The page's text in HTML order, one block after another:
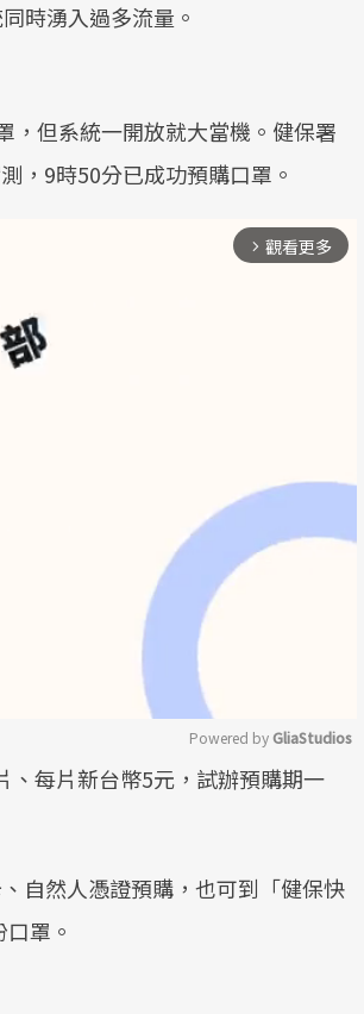
時湧入過多流量。
，但系統一開放就大當機。健保署
，9時50分已成功預購口罩。
arrow_forward_ios 觀看更多
Powered by GliaStudios
、每片新台幣5元，試辦預購期一
自然人憑證預購，也可到「健保快
罩。